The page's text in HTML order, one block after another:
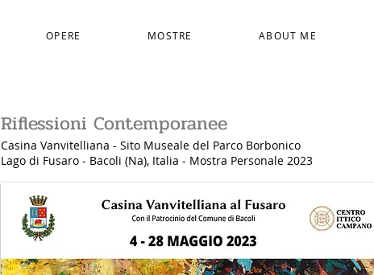
OPERE MOSTRE ABOUT ME
Riflessioni Contemporanee
Casina Vanvitelliana - Sito Museale del Parco Borbonico
Lago di Fusaro - Bacoli (Na), Italia - Mostra Personale 2023